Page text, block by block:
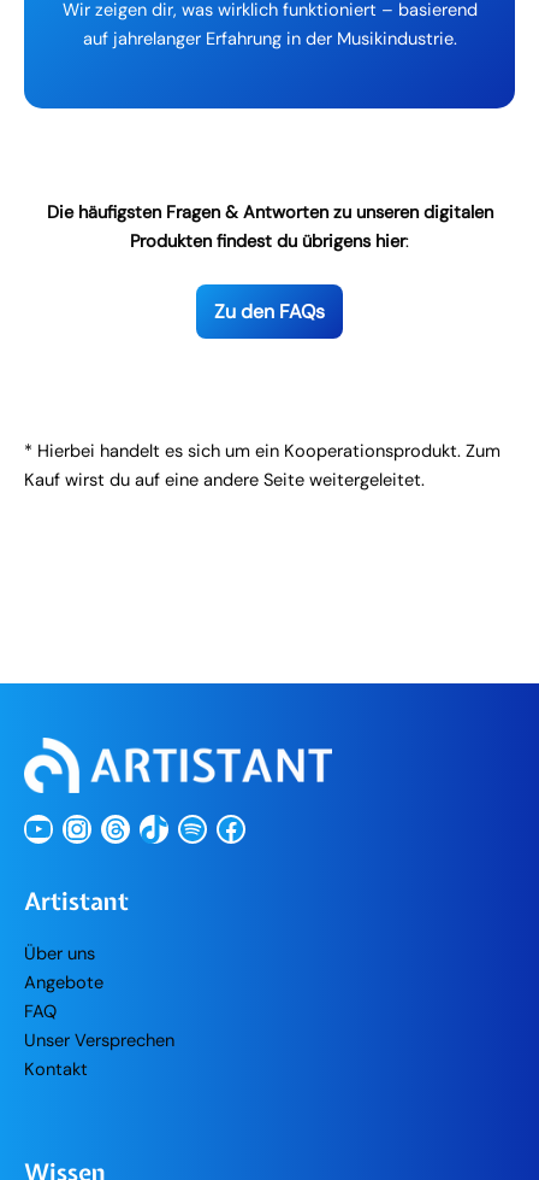
Wir zeigen dir, was wirklich funktioniert – basierend
auf jahrelanger Erfahrung in der Musikindustrie.
Die häufigsten Fragen & Antworten zu unseren digitalen
Produkten findest du übrigens hier:
Zu den FAQs
* Hierbei handelt es sich um ein Kooperationsprodukt. Zum
Kauf wirst du auf eine andere Seite weitergeleitet.
YouTube
Instagram
Threads
TikTok
SpotifyFacebook
Artistant
Über uns
Angebote
FAQ
Unser Versprechen
Kontakt
Wissen